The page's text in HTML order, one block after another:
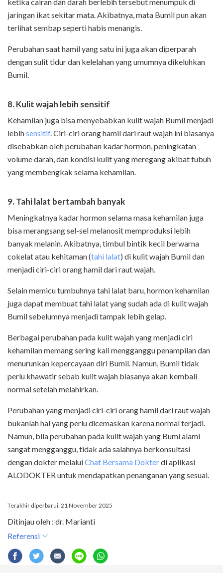
jaringan ikat sekitar mata. Akibatnya, mata Bumil pun akan
terlihat sembap seperti habis menangis.
Perubahan saat hamil yang satu ini juga akan diperparah
dengan sulit tidur dan kelelahan yang umumnya dikeluhkan
Bumil.
8. Kulit wajah lebih sensitif
Kehamilan juga bisa menyebabkan kulit wajah Bumil menjadi
lebihsensitif. Ciri-ciri orang hamil dari raut wajah ini biasanya
disebabkan oleh perubahan kadar hormon, peningkatan
volume darah, dan kondisi kulit yang meregang akibat tubuh
yang membengkak selama kehamilan.
9. Tahi lalat bertambah banyak
Meningkatnya kadar hormon selama masa kehamilan juga
bisa merangsang sel-sel melanosit memproduksi lebih
banyak melanin. Akibatnya, timbul bintik kecil berwarna
cokelat atau kehitaman (tahi lalat) di kulit wajah Bumil dan
menjadi ciri-ciri orang hamil dari raut wajah.
Selain memicu tumbuhnya tahi lalat baru, hormon kehamilan
juga dapat membuat tahi lalat yang sudah ada di kulit wajah
Bumil sebelumnya menjadi tampak lebih gelap.
Berbagai perubahan pada kulit wajah yang menjadi ciri
kehamilan memang sering kali mengganggu penampilan dan
menurunkan kepercayaan diri Bumil. Namun, Bumil tidak
perlu khawatir sebab kulit wajah biasanya akan kembali
normal setelah melahirkan.
Perubahan yang menjadi ciri-ciri orang hamil dari raut wajah
bukanlah hal yang perlu dicemaskan karena normal terjadi.
Namun, bila perubahan pada kulit wajah yang Bumi alami
sangat mengganggu, tidak ada salahnya berkonsultasi
dengan dokter melaluiChat Bersama Dokterdi aplikasi
ALODOKTER untuk mendapatkan penanganan yang sesuai.
Terakhir diperbarui: 21 November 2025